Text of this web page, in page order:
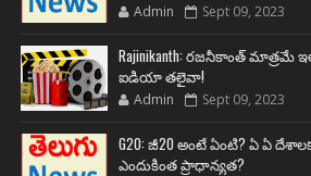
Admin Sept 09, 2023
Rajinikanth: రజనీకాంత్
ఐడియా తలైవా!
Admin Sept 09, 2023
G20: జీ20 అంటే ఏంటి? ఏ ఏ
ఎందుకింత ప్రాధాన్యత?